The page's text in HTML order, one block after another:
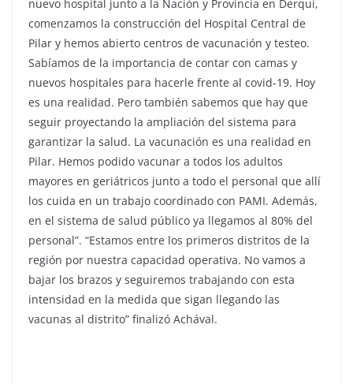
nuevo hospital junto a la Nación y Provincia en Derqui,
comenzamos la construcción del Hospital Central de
Pilar y hemos abierto centros de vacunación y testeo.
Sabíamos de la importancia de contar con camas y
nuevos hospitales para hacerle frente al covid-19. Hoy
es una realidad. Pero también sabemos que hay que
seguir proyectando la ampliación del sistema para
garantizar la salud. La vacunación es una realidad en
Pilar. Hemos podido vacunar a todos los adultos
mayores en geriátricos junto a todo el personal que allí
los cuida en un trabajo coordinado con PAMI. Además,
en el sistema de salud público ya llegamos al 80% del
personal”. “Estamos entre los primeros distritos de la
región por nuestra capacidad operativa. No vamos a
bajar los brazos y seguiremos trabajando con esta
intensidad en la medida que sigan llegando las
vacunas al distrito” finalizó Achával.